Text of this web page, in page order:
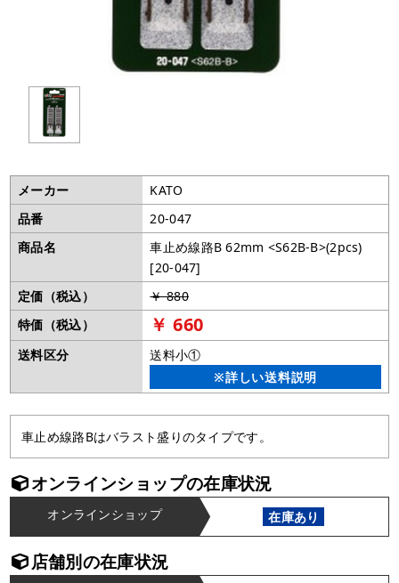
メーカー
KATO
品番
20-047
商品名
車止め線路B 62mm <S62B-B>(2pcs)
[20-047]
定価（税込）
￥ 880
特価（税込）
￥ 660
送料区分
送料小①
※詳しい送料説明
車止め線路Bはバラスト盛りのタイプです。
オンラインショップの在庫状況
オンラインショップ 在庫あり
店舗別の在庫状況